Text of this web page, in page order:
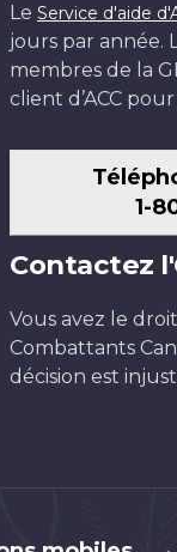
Le Service d'aide
jours par année.
membres de la
client d’ACC
1-
Contactez
Vous avez le
Combattants
décision est